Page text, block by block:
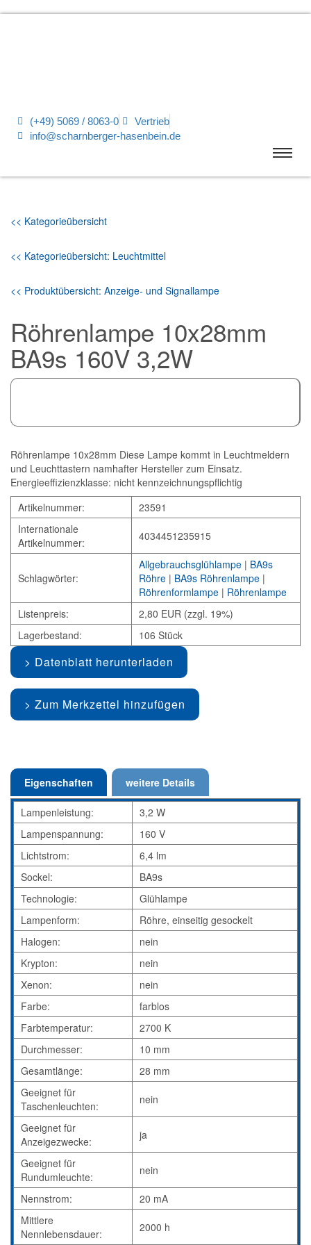
(+49) 5069 / 8063-0
Vertrieb
info@scharnberger-hasenbein.de
<< Kategorieübersicht
<< Kategorieübersicht: Leuchtmittel
<< Produktübersicht: Anzeige- und Signallampe
Röhrenlampe 10x28mm
BA9s 160V 3,2W
Röhrenlampe 10x28mm Diese Lampe kommt in Leuchtmeldern
und Leuchttastern namhafter Hersteller zum Einsatz.
Energieeffizienzklasse: nicht kennzeichnungspflichtig
Artikelnummer:
23591
Internationale
Artikelnummer:
4034451235915
Schlagwörter:
Allgebrauchsglühlampe | BA9s
Röhre | BA9s Röhrenlampe |
Röhrenformlampe | Röhrenlampe
Listenpreis:
2,80 EUR (zzgl. 19%)
Lagerbestand:
106 Stück
Datenblatt herunterladen
Zum Merkzettel hinzufügen
Eigenschaften weitere Details
Lampenleistung:
3,2 W
Lampenspannung:
160 V
Lichtstrom:
6,4 lm
Sockel:
BA9s
Technologie:
Glühlampe
Lampenform:
Röhre, einseitig gesockelt
Halogen:
nein
Krypton:
nein
Xenon:
nein
Farbe:
farblos
Farbtemperatur:
2700 K
Durchmesser:
10 mm
Gesamtlänge:
28 mm
Geeignet für
Taschenleuchten:
nein
Geeignet für
Anzeigezwecke:
ja
Geeignet für
Rundumleuchte:
nein
Nennstrom:
20 mA
Mittlere
Nennlebensdauer:
2000 h